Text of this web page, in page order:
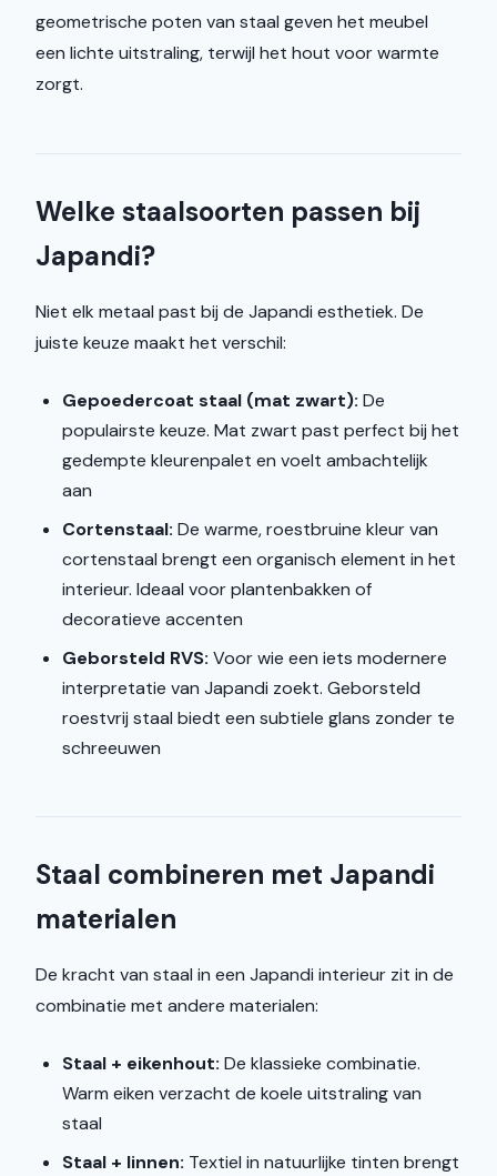
geometrische poten van staal geven het meubel
een lichte uitstraling, terwijl het hout voor warmte
zorgt.
Welke staalsoorten passen bij
Japandi?
Niet elk metaal past bij de Japandi esthetiek. De
juiste keuze maakt het verschil:
Gepoedercoat staal (mat zwart): De
populairste keuze. Mat zwart past perfect bij het
gedempte kleurenpalet en voelt ambachtelijk
aan
Cortenstaal: De warme, roestbruine kleur van
cortenstaal brengt een organisch element in het
interieur. Ideaal voor plantenbakken of
decoratieve accenten
Geborsteld RVS: Voor wie een iets modernere
interpretatie van Japandi zoekt. Geborsteld
roestvrij staal biedt een subtiele glans zonder te
schreeuwen
Staal combineren met Japandi
materialen
De kracht van staal in een Japandi interieur zit in de
combinatie met andere materialen:
Staal + eikenhout: De klassieke combinatie.
Warm eiken verzacht de koele uitstraling van
staal
Staal + linnen: Textiel in natuurlijke tinten brengt